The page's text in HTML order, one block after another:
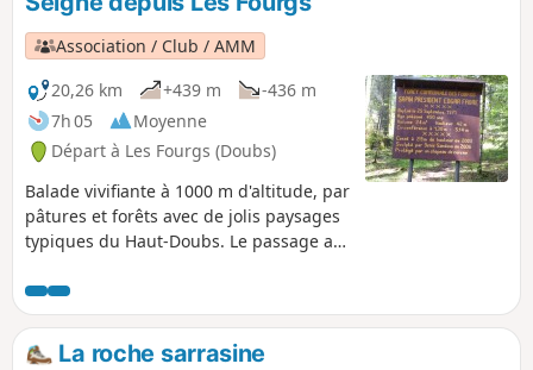
Association / Club / AMM
20,26 km
+439 m
-436 m
7h 05
Moyenne
Départ à Les Fourgs (Doubs)
Balade vivifiante à 1000 m d'altitude, par
pâtures et forêts avec de jolis paysages
typiques du Haut-Doubs. Le passage au
une petite note "découverte" avant la
montée sur 2,5 km environ vers le Mont
de L'Herba.
La roche sarrasine